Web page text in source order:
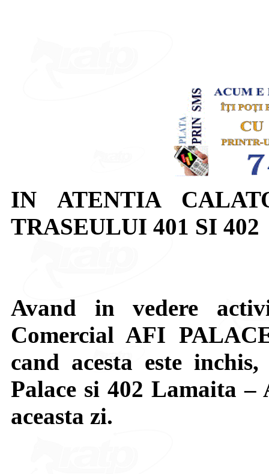
IN ATENTIA
TRASEULUI 401 SI 402
Avand in vedere
Comercial AFI
cand acesta este
Palace si 402 Lamaita
aceasta zi.